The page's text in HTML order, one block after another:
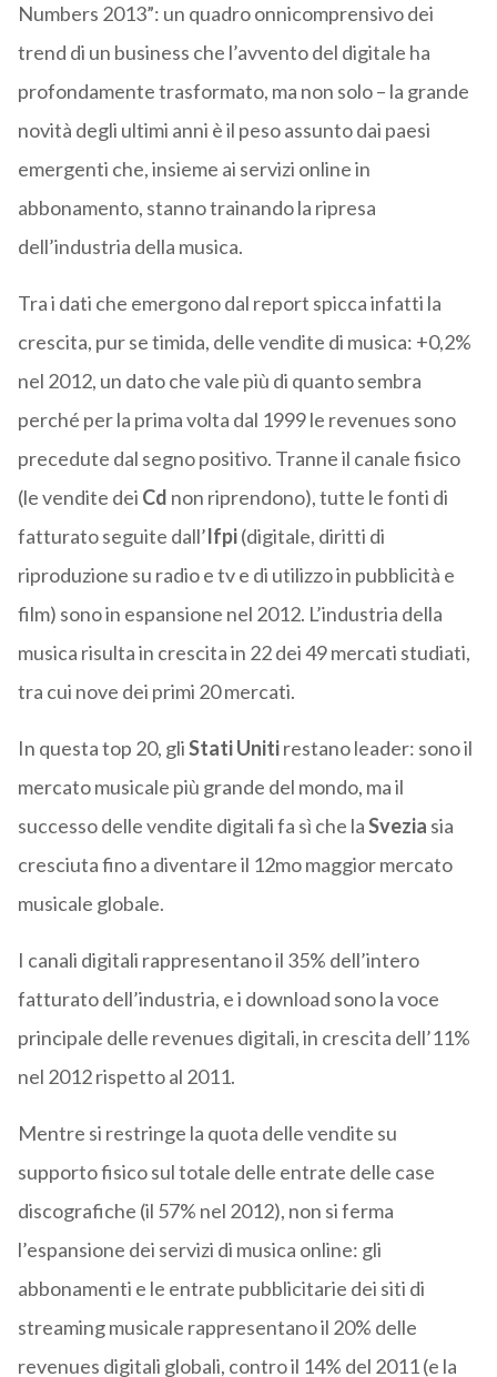
Numbers 2013”: un quadro onnicomprensivo dei
trend di un business che l’avvento del digitale ha
profondamente trasformato, ma non solo – la grande
novità degli ultimi anni è il peso assunto dai paesi
emergenti che, insieme ai servizi online in
abbonamento, stanno trainando la ripresa
dell’industria della musica.
Tra i dati che emergono dal report spicca infatti la
crescita, pur se timida, delle vendite di musica: +0,2%
nel 2012, un dato che vale più di quanto sembra
perché per la prima volta dal 1999 le revenues sono
precedute dal segno positivo. Tranne il canale fisico
(le vendite dei Cd non riprendono), tutte le fonti di
fatturato seguite dall’Ifpi(digitale, diritti di
riproduzione su radio e tv e di utilizzo in pubblicità e
film) sono in espansione nel 2012. L’industria della
musica risulta in crescita in 22 dei 49 mercati studiati,
tra cui nove dei primi 20 mercati.
In questa top 20, gliStati Unitirestano leader: sono il
mercato musicale più grande del mondo, ma il
successo delle vendite digitali fa sì che laSvezia sia
cresciuta fino a diventare il 12mo maggior mercato
musicale globale.
I canali digitali rappresentanoil 35% dell’intero
fatturato dell’industria, e i download sono la voce
principale delle revenues digitali, in crescita dell’11%
nel 2012 rispetto al 2011.
Mentre si restringe la quota delle vendite su
supporto fisico sul totale delle entrate delle case
discografiche (il 57% nel 2012), non si ferma
l’espansione dei servizi di musica online: gli
abbonamenti e le entrate pubblicitarie dei siti di
streaming musicale rappresentano il 20% delle
revenues digitali globali, contro il 14% del 2011 (e la